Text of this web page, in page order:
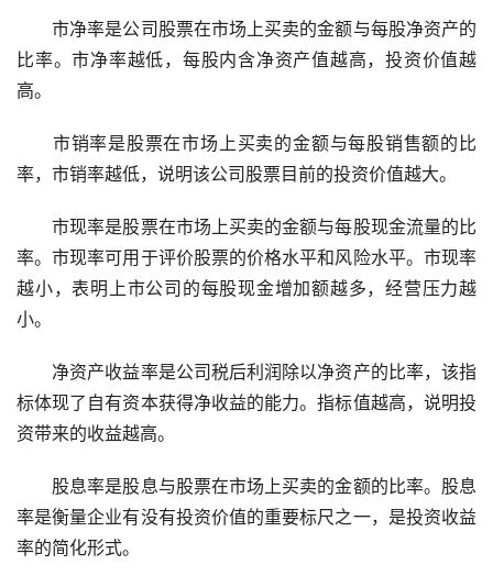
市净率是公司股票在市场上买卖的金额与每股净资产的
比率。市净率越低，每股内含净资产值越高，投资价值越
高。
市销率是股票在市场上买卖的金额与每股销售额的比
率，市销率越低，说明该公司股票目前的投资价值越大。
市现率是股票在市场上买卖的金额与每股现金流量的比
率。市现率可用于评价股票的价格水平和风险水平。市现率
越小，表明上市公司的每股现金增加额越多，经营压力越
小。
净资产收益率是公司税后利润除以净资产的比率，该指
标体现了自有资本获得净收益的能力。指标值越高，说明投
资带来的收益越高。
股息率是股息与股票在市场上买卖的金额的比率。股息
率是衡量企业有没有投资价值的重要标尺之一，是投资收益
率的简化形式。